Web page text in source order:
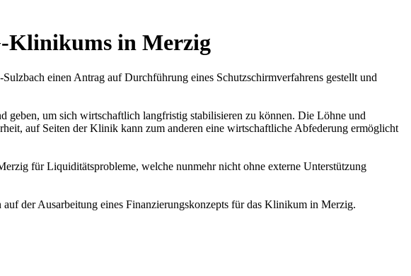
Klinikums in Merzig
einen Antrag auf Durchführung eines Schutzschirmverfahrens gestellt und
geben, um sich wirtschaftlich langfristig stabilisieren zu können. Die Löhne und
auf Seiten der Klinik kann zum anderen eine wirtschaftliche Abfederung ermöglicht
für Liquiditätsprobleme, welche nunmehr nicht ohne externe Unterstützung
der Ausarbeitung eines Finanzierungskonzepts für das Klinikum in Merzig.